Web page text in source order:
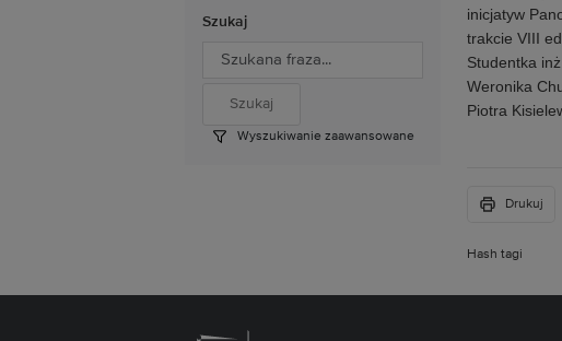
Szukaj
Wyszukiwanie zaawansowane
inicjatyw
trakcie VIII
Studentka
Weronika
Piotra
Drukuj
Hash tagi